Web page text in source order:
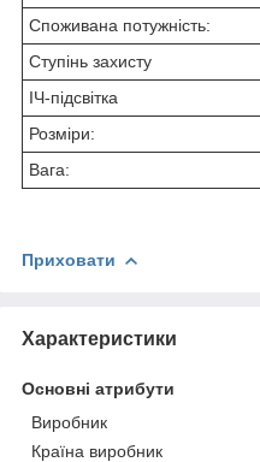
Споживана потужність:
Ступінь захисту
ІЧ-підсвітка
Розміри:
Вага:
Приховати
Характеристики
Основні атрибути
Виробник
Країна виробник